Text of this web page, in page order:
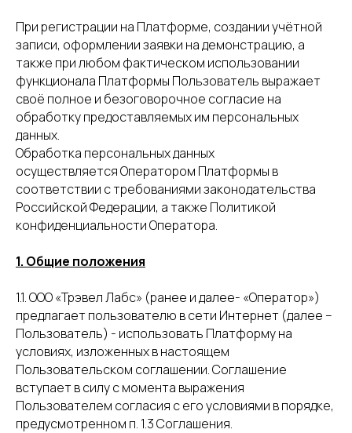
При регистрации на Платформе, создании учётной
записи, оформлении заявки на демонстрацию, а
также при любом фактическом использовании
функционала Платформы Пользователь выражает
своё полное и безоговорочное согласие на
обработку предоставляемых им персональных
данных.
Обработка персональных данных
осуществляется Оператором Платформы в
соответствии с требованиями законодательства
Российской Федерации, а также Политикой
конфиденциальности Оператора.
1. Общие положения
1.1. ООО «Трэвел Лабс» (ранее и далее- «Оператор»)
предлагает пользователю в сети Интернет (далее –
Пользователь) - использовать Платформу на
условиях, изложенных в настоящем
Пользовательском соглашении. Соглашение
вступает в силу с момента выражения
Пользователем согласия с его условиями в порядке,
предусмотренном п. 1.3 Соглашения.